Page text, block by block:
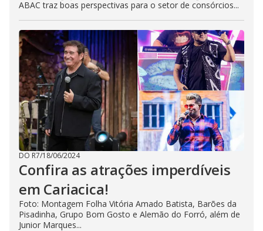
ABAC traz boas perspectivas para o setor de consórcios...
DO R7/18/06/2024
Confira as atrações imperdíveis
em Cariacica!
Foto: Montagem Folha Vitória Amado Batista, Barões da
Pisadinha, Grupo Bom Gosto e Alemão do Forró, além de
Junior Marques...